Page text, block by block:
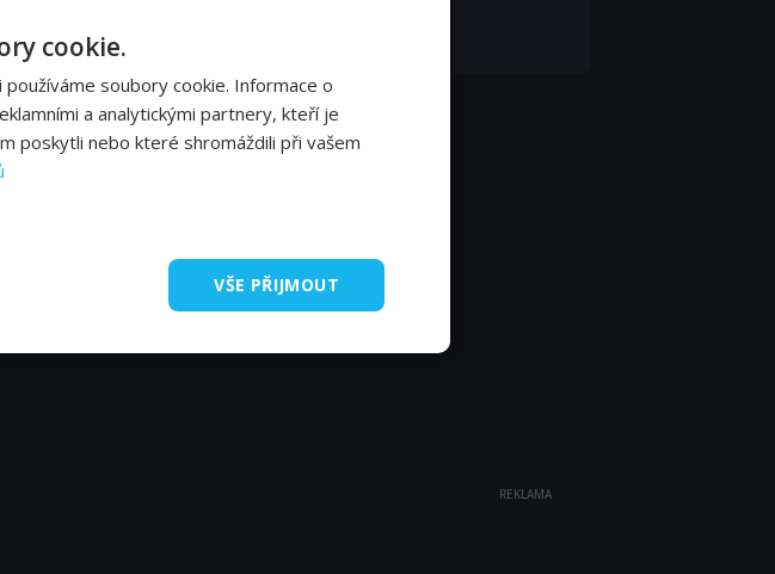
REKLAMA
cookie.
soubory cookie. Informace o
a analytickými partnery, kteří je
poskytli nebo které shromáždili při vašem
VŠE PŘIJMOUT